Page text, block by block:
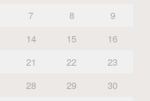
7 8
9
14 15
16
21 22
23
28 29
30